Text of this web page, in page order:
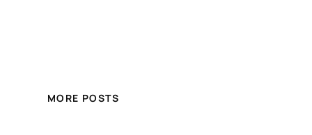
MORE POSTS